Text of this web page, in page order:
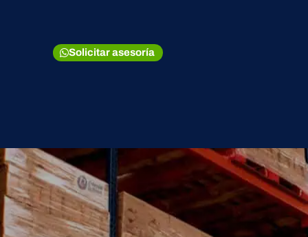
Solicitar asesoría